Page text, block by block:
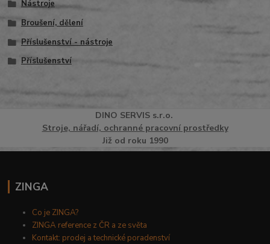
Nástroje
Broušení, dělení
Příslušenství - nástroje
Příslušenství
DINO SERVISs.r.o.
Stroje, nářadí, ochranné pracovní prostředky
Již od roku 1990
ZINGA
Co je ZINGA?
ZINGA reference z ČR a ze světa
Kontakt: prodej a technické poradenství